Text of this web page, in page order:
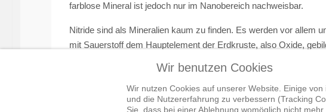
farblose Mineral ist jedoch nur im Nanobereich nachweisbar.
Nitride sind als Mineralien kaum zu finden. Es werden vor allem
mit Sauerstoff dem Hauptelement der Erdkruste, also Oxide,
Vorheriger Beitrag: BorosilikatglasWir benutzen Cookies
Wir nutzen Cookies auf unserer Website. Einige
und die Nutzererfahrung zu verbessern (Tracking
Sie, dass bei einer Ablehnung womöglich nicht